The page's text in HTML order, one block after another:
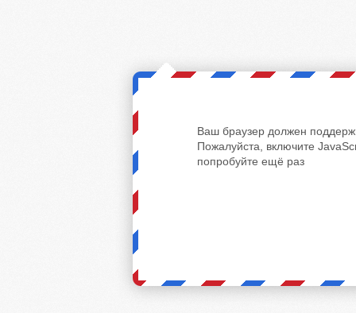
Ваш браузер должен
Пожалуйста, включите
попробуйте ещё раз